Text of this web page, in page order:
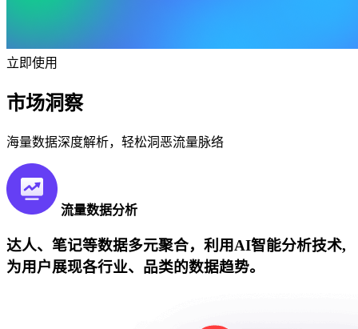
立即使用
市场洞察
海量数据深度解析，轻松洞恶流量脉络
流量数据分析
达人、笔记等数据多元聚合，利用AI智能分析技术,
为用户展现各行业、品类的数据趋势。